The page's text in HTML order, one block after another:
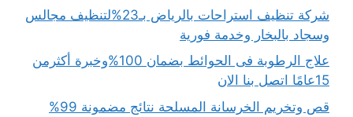
شركة تنظيف استراحات بالرياض بـ23%لتنظيف مجالس
وسجاد بالبخار وخدمة فورية
علاج الرطوبة فى الحوائط بضمان 100%وخبرة أكثرمن
15عامًا اتصل بنا الان
قص وتخريم الخرسانة المسلحة نتائج مضمونة 99%